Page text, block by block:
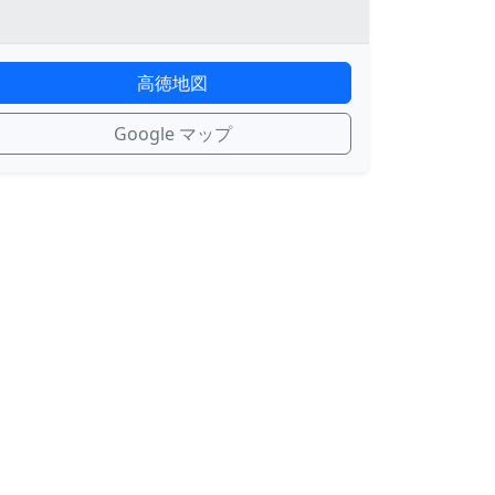
高徳地図
Google マップ